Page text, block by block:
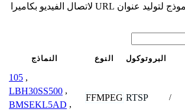
نصيحة: انقر فوق النموذج لتوليد عنوان URL لاتصال الفيديو بكاميرا
النماذج النوع البروتوكول
105 ,
LBH30SS500 ,
BMSEKL5AD ,
FFMPEG RTSP /